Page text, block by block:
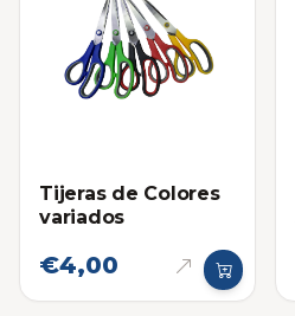
Tijeras de Colores
variados
€4,00